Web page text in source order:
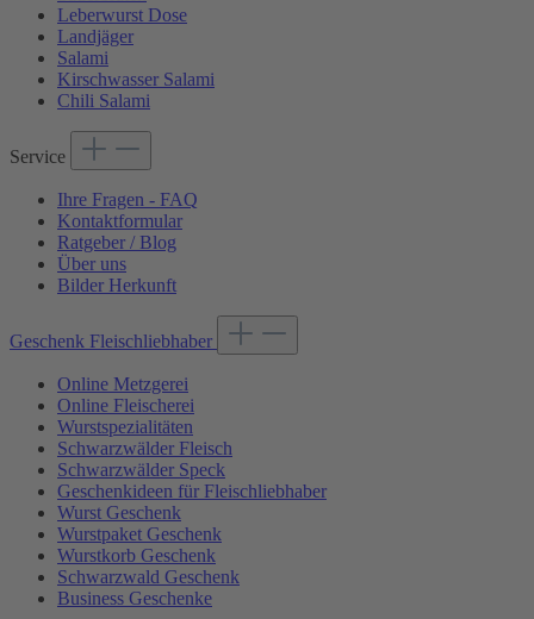
Leberwurst Dose
Landjäger
Salami
Kirschwasser Salami
Chili Salami
Service
Ihre Fragen - FAQ
Kontaktformular
Ratgeber / Blog
Über uns
Bilder Herkunft
Geschenk Fleischliebhaber
Online Metzgerei
Online Fleischerei
Wurstspezialitäten
Schwarzwälder Fleisch
Schwarzwälder Speck
Geschenkideen für Fleischliebhaber
Wurst Geschenk
Wurstpaket Geschenk
Wurstkorb Geschenk
Schwarzwald Geschenk
Business Geschenke